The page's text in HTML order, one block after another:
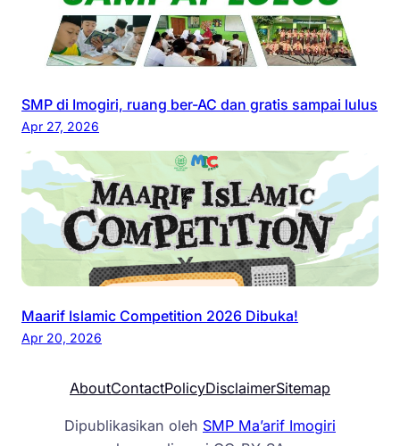
SMP di Imogiri, ruang ber-AC dan gratis sampai lulus
Apr 27, 2026
Maarif Islamic Competition 2026 Dibuka!
Apr 20, 2026
AboutContactPolicyDisclaimerSitemap
Dipublikasikan oleh SMP Ma’arif Imogiri